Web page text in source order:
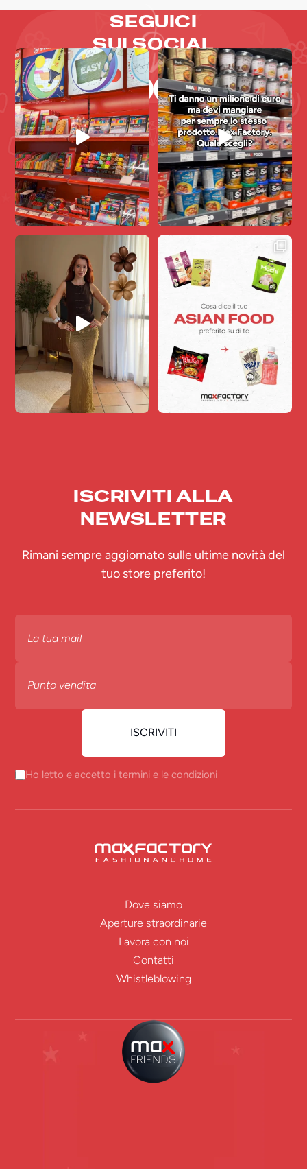
SEGUICI
SUI SOCIAL
ISCRIVITI ALLA
NEWSLETTER
Rimani sempre aggiornato sulle ultime novità del
tuo store preferito!
Ho letto e accetto i termini e le condizioni
Dove siamo
Aperture straordinarie
Lavora con noi
Contatti
Whistleblowing
ENTRA IN
MAX FRIENDS!